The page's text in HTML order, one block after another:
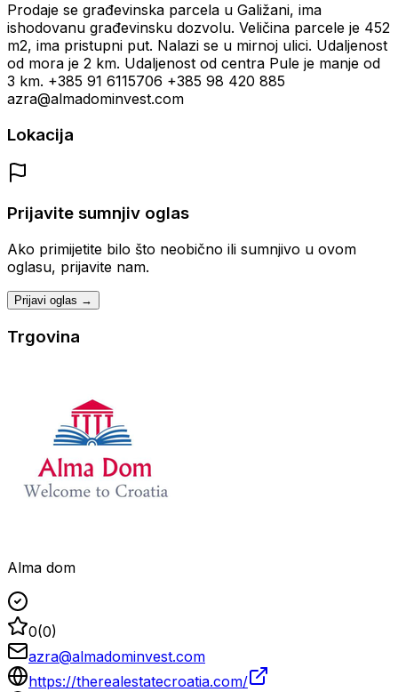
Prodaje se građevinska parcela u Galižani, ima
ishodovanu građevinsku dozvolu. Veličina parcele je 452
m2, ima pristupni put. Nalazi se u mirnoj ulici. Udaljenost
od mora je 2 km. Udaljenost od centra Pule je manje od
3 km. +385 91 6115706 +385 98 420 885
azra@almadominvest.com
Lokacija
Prijavite sumnjiv oglas
Ako primijetite bilo što neobično ili sumnjivo u ovom
oglasu, prijavite nam.
Prijavi oglas →
Trgovina
Alma dom
0(0)
azra@almadominvest.com
https://therealestatecroatia.com/